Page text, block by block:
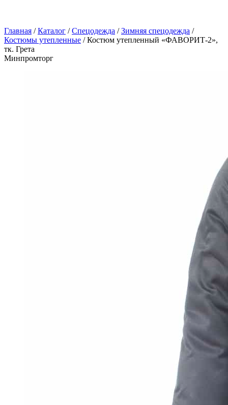
Главная / Каталог / Спецодежда / Зимняя спецодежда /
Костюмы утепленные / Костюм утепленный «ФАВОРИТ-2»,
тк. Грета
Минпромторг